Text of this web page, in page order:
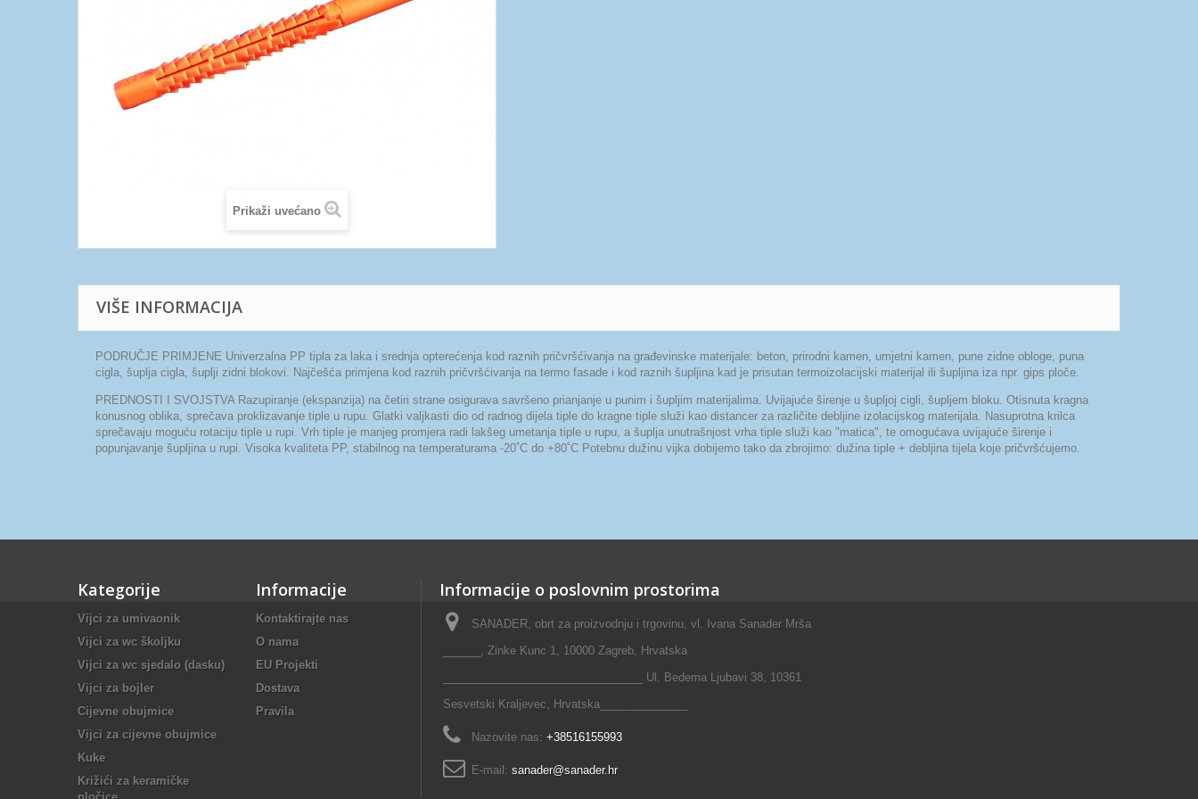
Prikaži uvećano
VIŠE INFORMACIJA
PODRUČJE PRIMJENE Univerzalna PP tipla za laka i srednja opterećenja kod raznih pričvršćivanja na građevinske materijale: beton, prirodni kamen, umjetni kamen, pune zidne obloge, puna
cigla, šuplja cigla, šuplji zidni blokovi. Najčešća primjena kod raznih pričvršćivanja na termo fasade i kod raznih šupljina kad je prisutan termoizolacijski materijal ili šupljina iza npr. gips ploče.
PREDNOSTI I SVOJSTVA Razupiranje (ekspanzija) na četiri strane osigurava savršeno prianjanje u punim i šupljim materijalima. Uvijajuće širenje u šupljoj cigli, šupljem bloku. Otisnuta kragna
konusnog oblika, sprečava proklizavanje tiple u rupu. Glatki valjkasti dio od radnog dijela tiple do kragne tiple služi kao distancer za različite debljine izolacijskog materijala. Nasuprotna krilca
sprečavaju moguću rotaciju tiple u rupi. Vrh tiple je manjeg promjera radi lakšeg umetanja tiple u rupu, a šuplja unutrašnjost vrha tiple služi kao "matica", te omogućava uvijajuće širenje i
popunjavanje šupljina u rupi. Visoka kvaliteta PP, stabilnog na temperaturama -20˚C do +80˚C Potebnu dužinu vijka dobijemo tako da zbrojimo: dužina tiple + debljina tijela koje pričvršćujemo.
Kategorije
Vijci za umivaonik
Vijci za wc školjku
Vijci za wc sjedalo (dasku)
Vijci za bojler
Cijevne obujmice
Vijci za cijevne obujmice
Kuke
Križići za keramičke
Informacije
Kontaktirajte nas
O nama
EU Projekti
Dostava
Pravila
Informacije o poslovnim prostorima
SANADER, obrt za proizvodnju i trgovinu, vl. Ivana Sanader Mrša
______, Zinke Kunc 1, 10000 Zagreb, Hrvatska
________________________________ Ul. Bedema Ljubavi 38, 10361
Sesvetski Kraljevec, Hrvatska______________
Nazovite nas: +38516155993
E-mail: sanader@sanader.hr